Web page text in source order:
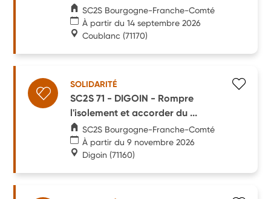
SC2S Bourgogne-Franche-Comté
À partir du 14 septembre 2026
Coublanc (71170)
SOLIDARITÉ
SC2S 71 - DIGOIN - Rompre
l'isolement et accorder du ...
SC2S Bourgogne-Franche-Comté
À partir du 9 novembre 2026
Digoin (71160)